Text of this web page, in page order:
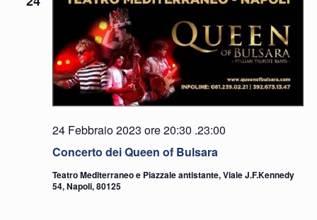
Concerto dei Queen of Bulsara
24 Febbraio 2023 ore 20:30 .23:00
Teatro Mediterraneo e Piazzale antistante, Viale J.F.Kennedy
54, Napoli, 80125